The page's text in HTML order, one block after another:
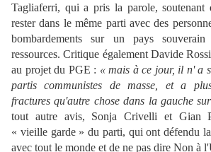
Tagliaferri, qui a pris la parole, soutenant
rester dans le même parti avec des
bombardements sur un pays
ressources. Critique également Davide
au projet du PGE : « mais à ce jour, il n' a
partis communistes de masse, et a
fractures qu'autre chose dans la gauche
tout autre avis, Sonja Crivelli et Gian
« vieille garde » du parti, qui ont défendu
avec tout le monde et de ne pas dire Non à